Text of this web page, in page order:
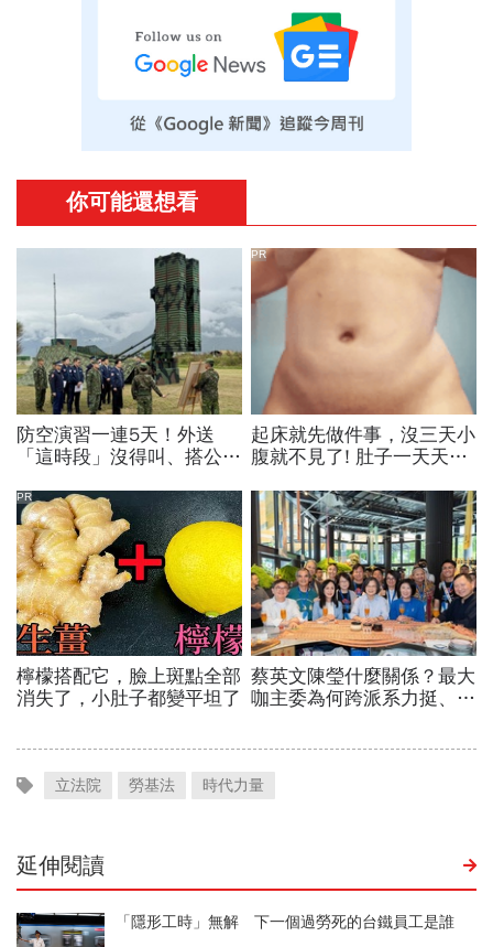
立法院 勞基法 時代力量
延伸閱讀
「隱形工時」無解 下一個過勞死的台鐵員工是誰